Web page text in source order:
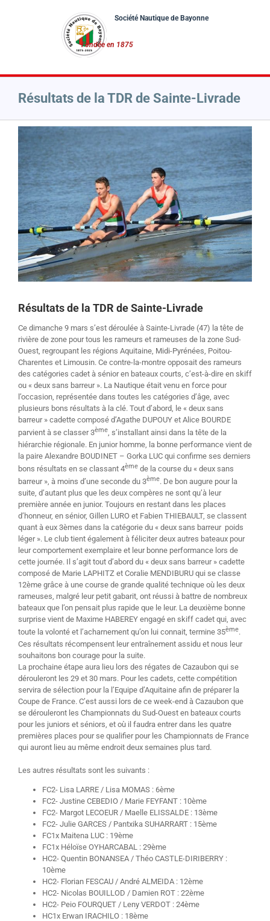
Résultats de la TDR de Sainte-Livrade
l'image
agrandie
Résultats de la TDR de Sainte-Livrade
Ce dimanche 9 mars s’est déroulée à Sainte-Livrade (47) la tête de
rivière de zone pour tous les rameurs et rameuses de la zone Sud-
Ouest, regroupant les régions Aquitaine, Midi-Pyrénées, Poitou-
Charentes et Limousin. Ce contre-la-montre opposait des rameurs
des catégories cadet à sénior en bateaux courts, c’est-à-dire en skiff
ou « deux sans barreur ». La Nautique était venu en force pour
l’occasion, représentée dans toutes les catégories d’âge, avec
plusieurs bons résultats à la clé. Tout d’abord, le « deux sans
barreur » cadette composé d’Agathe DUPOUY et Alice BOURDE
parvient à se classer 3ème, s’installant ainsi dans la tête de la
hiérarchie régionale. En junior homme, la bonne performance vient de
la paire Alexandre BOUDINET – Gorka LUC qui confirme ses derniers
bons résultats en se classant 4ème de la course du « deux sans
barreur », à moins d’une seconde du 3ème. De bon augure pour la
suite, d’autant plus que les deux compères ne sont qu’à leur
première année en junior. Toujours en restant dans les places
d’honneur, en sénior, Gillen LURO et Fabien THIEBAULT, se classent
quant à eux 3èmes dans la catégorie du « deux sans barreur poids
léger ». Le club tient également à féliciter deux autres bateaux pour
leur comportement exemplaire et leur bonne performance lors de
cette journée. Il s’agit tout d’abord du « deux sans barreur » cadette
composé de Marie LAPHITZ et Coralie MENDIBURU qui se classe
12ème grâce à une course de grande qualité technique où les deux
rameuses, malgré leur petit gabarit, ont réussi à battre de nombreux
bateaux que l’on pensait plus rapide que le leur. La deuxième bonne
surprise vient de Maxime HABEREY engagé en skiff cadet qui, avec
toute la volonté et l’acharnement qu’on lui connait, termine 35ème.
Ces résultats récompensent leur entraînement assidu et nous leur
souhaitons bon courage pour la suite.
La prochaine étape aura lieu lors des régates de Cazaubon qui se
dérouleront les 29 et 30 mars. Pour les cadets, cette compétition
servira de sélection pour la l’Equipe d’Aquitaine afin de préparer la
Coupe de France. C’est aussi lors de ce week-end à Cazaubon que
se dérouleront les Championnats du Sud-Ouest en bateaux courts
pour les juniors et séniors, et où il faudra entrer dans les quatre
premières places pour se qualifier pour les Championnats de France
qui auront lieu au même endroit deux semaines plus tard.
Les autres résultats sont les suivants :
FC2- Lisa LARRE / Lisa MOMAS : 6ème
FC2- Justine CEBEDIO / Marie FEYFANT : 10ème
FC2- Margot LECOEUR / Maelle ELISSALDE : 13ème
FC2- Julie GARCES / Pantxika SUHARRART : 15ème
FC1x Maitena LUC : 19ème
FC1x Héloïse OYHARCABAL : 29ème
HC2- Quentin BONANSEA / Théo CASTLE-DIRIBERRY :
10ème
HC2- Florian FESCAU / André ALMEIDA : 12ème
HC2- Nicolas BOUILLOD / Damien ROT : 22ème
HC2- Peio FOURQUET / Leny VERDOT : 24ème
HC1x Erwan IRACHILO : 18ème